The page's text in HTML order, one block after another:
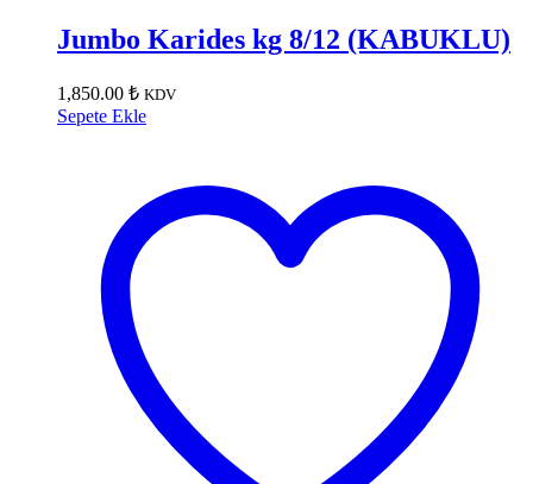
Jumbo Karides kg 8/12 (KABUKLU)
1,850.00 ₺ KDV
Sepete Ekle